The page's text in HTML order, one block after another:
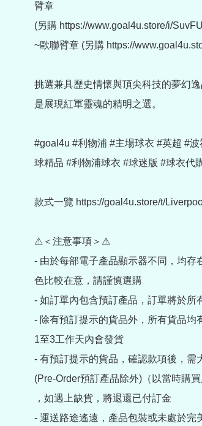
臂章
(另購 https://www.goal4u.store/i/
~歐聯臂章 (另購 https://
挑選兼具歷史情懷與頂尖科技的夢幻
是展現紅軍靈魂的精明之選。
#goal4u #利物浦 #主場球衣 #英超 #
球精品 #利物浦球衣 #球迷版 #球衣代
款式一覽 https://goal4u.store/t/
⚠＜注意事項＞⚠
- 由於每部電子產品顯示器不同，均存
色比較在意，請謹慎選購
- 如訂單內包含預訂產品，訂單將於所
- 除有預訂提示的貨品外，所有貨品均
1至3工作天內會發貨
- 有預訂提示的貨品，確認款項後，需
(Pre-Order預訂產品除外)（以當時購
，如遇上缺貨，將退還已付訂金
- 運送路途遙遠，產品包裝或未處於完